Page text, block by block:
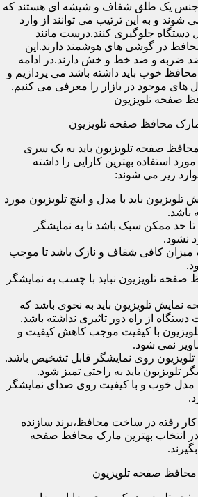
جنس یک طلق شفاف و شیشه ای هستند که
و به این ترتیب می توانند از وارد
جلوگیری کنند.درست مانند
در گوشی های هوشمند دارند.این
ضربه و ضد خط و خش دارند.در ادامه
خوب باید داشته باشد می پردازیم و
های موجود در بازار را معرفی می کنیم.
صفحه تلویزیون
مارک محافظ صفحه تلویزیون
صفحه تلویزیون باید به یک سری
استفاده بهترین کارایی را داشته
زیر می شوند:
باید با مدل و اینچ تلویزیون مورد
باشد.
تا حد ممکن سبک باشد تا به نمایشگر
نشود.
میزان کافی شفاف و نازک باشد تا موجب
صفحه تلویزیون نباید با چسب به نمایشگر
تلویزیون باید به نحوی باشد که
از راه دور تاثیری نداشته باشد.
با کیفیت موجب کاهش کیفیت و
نمی شود.
روی نمایشگر قابل تشخیص باشد.
تلویزیون باید به راحتی تمیز شود.
مدل خوب و با کیفیت روی صدای نمایشگر
کار رفته در ساخت محافظ،برند سازنده
در انتخاب بهترین مارک محافظ صفحه
محافظ صفحه تلویزیون